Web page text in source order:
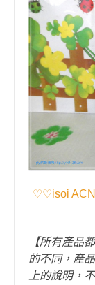
♡♡isoi
【所有產品
的不同，產
上的說明，